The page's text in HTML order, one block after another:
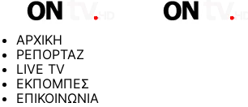
ΑΡΧΙΚΗ
ΡΕΠΟΡΤΑΖ
LIVE TV
ΕΚΠΟΜΠΕΣ
ΕΠΙΚΟΙΝΩΝΙΑ